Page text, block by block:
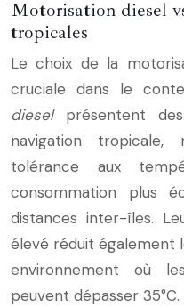
Motorisation diesel
tropicales
Le choix de la
cruciale dans le
dieselprésentent des
navigation tropicale,
tolérance aux
consommation plus
distances inter-îles.
élevé réduit également
environnement où
peuvent dépasser 35°C.